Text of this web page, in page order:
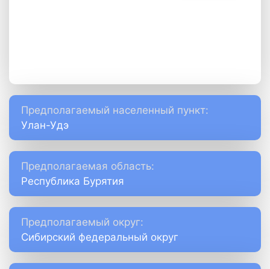
Предполагаемый населенный пункт:
Улан-Удэ
Предполагаемая область:
Республика Бурятия
Предполагаемый округ:
Сибирский федеральный округ